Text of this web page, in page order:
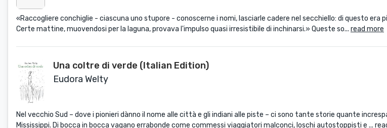
«Raccogliere conchiglie - ciascuna uno stupore - conoscerne i nomi, lasciarle cadere nel secchiello: di questo era
Certe mattine, muovendosi per la laguna, provava l'impulso quasi irresistibile di inchinarsi.» Queste so... read more
Una coltre di verde (Italian Edition)
Eudora Welty
Nel vecchio Sud – dove i pionieri dànno il nome alle città e gli indiani alle piste – ci sono tante storie quante
Mississippi. Di bocca in bocca vagano errabonde come commessi viaggiatori malconci, loschi autostoppisti e ...